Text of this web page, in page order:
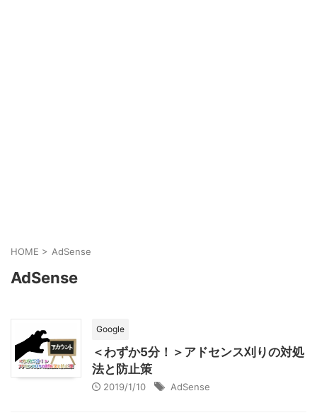
HOME > AdSense
AdSense
Google
＜わずか5分！＞アドセンス刈りの対処
法と防止策
2019/1/10 AdSense